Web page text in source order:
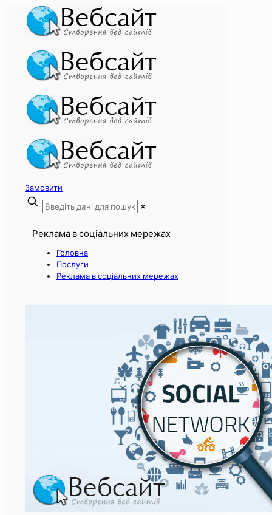
Замовити
✕
Реклама в соціальних мережах
Головна
Послуги
Реклама в соціальних мережах